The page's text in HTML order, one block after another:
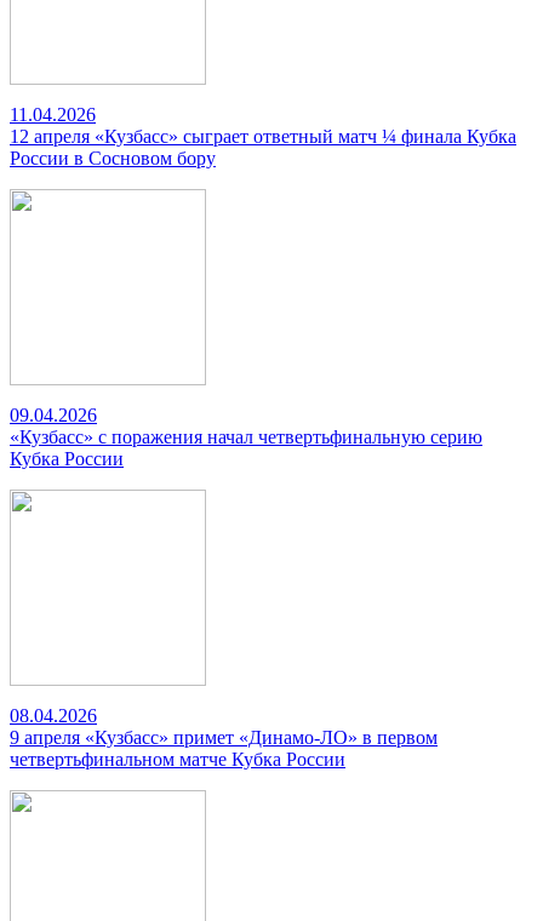
11.04.2026
12 апреля «Кузбасс» сыграет ответный матч ¼ финала Кубка
России в Сосновом бору
09.04.2026
«Кузбасс» с поражения начал четвертьфинальную серию
Кубка России
08.04.2026
9 апреля «Кузбасс» примет «Динамо-ЛО» в первом
четвертьфинальном матче Кубка России